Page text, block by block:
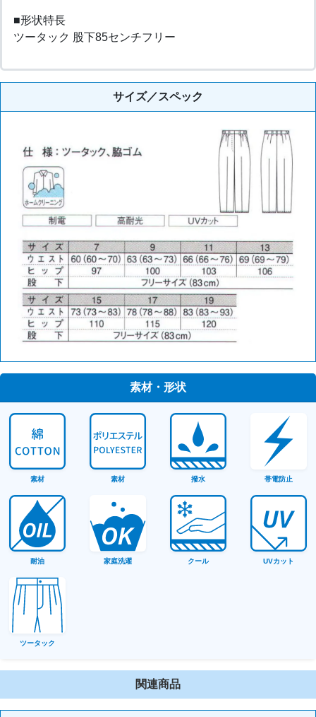
■形状特長
ツータック 股下85センチフリー
サイズ／スペック
素材・形状
素材 素材 撥水 帯電防止
耐油 家庭洗濯 クール UVカット
ツータック
関連商品